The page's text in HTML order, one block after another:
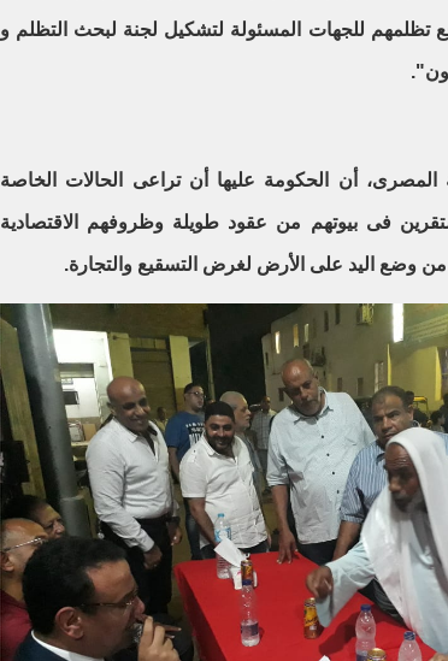
تظلمهم للجهات المسئولة لتشكيل لجنة لبحث التظلم و
أن الحكومة عليها أن تراعى الحالات الخاصة
فى بيوتهم من عقود طويلة وظروفهم الاقتصادية
من وضع اليد على الأرض لغرض التسقيع والتجارة.